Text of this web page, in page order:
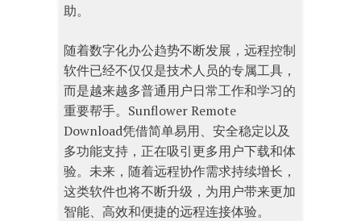
助。
随着数字化办公趋势不断发展，远程控制
软件已经不仅仅是技术人员的专属工具，
而是越来越多普通用户日常工作和学习的
重要帮手。Sunflower Remote
Download凭借简单易用、安全稳定以及
多功能支持，正在吸引更多用户下载和体
验。未来，随着远程协作需求持续增长，
这类软件也将不断升级，为用户带来更加
智能、高效和便捷的远程连接体验。